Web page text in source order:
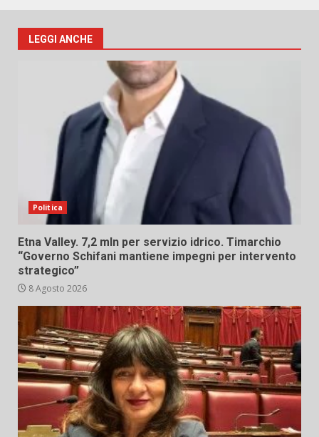
LEGGI ANCHE
Politica
Etna Valley. 7,2 mln per servizio idrico. Timarchio
“Governo Schifani mantiene impegni per intervento
strategico”
8 Agosto 2026